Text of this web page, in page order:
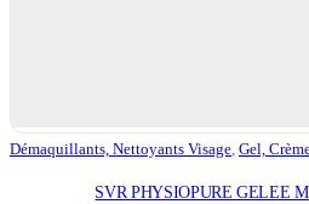
Démaquillants, Nettoyants Visage Gel,
SVR PHYSIOPURE GELEE